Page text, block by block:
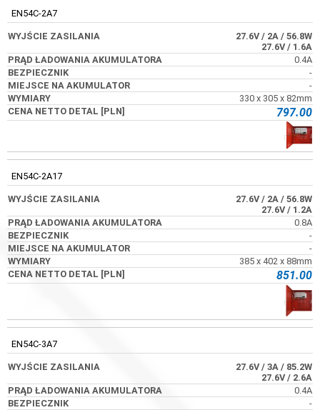
EN54C-2A7
27.6V/ 2A / 56.8W
27.6V/ 1.6A
0.4A
-
-
330 x 305 x 82mm
797.00
EN54C-2A17
27.6V/ 2A / 56.8W
27.6V/ 1.2A
0.8A
-
-
385 x 402 x 88mm
851.00
EN54C-3A7
27.6V/ 3A / 85.2W
27.6V/ 2.6A
0.4A
-